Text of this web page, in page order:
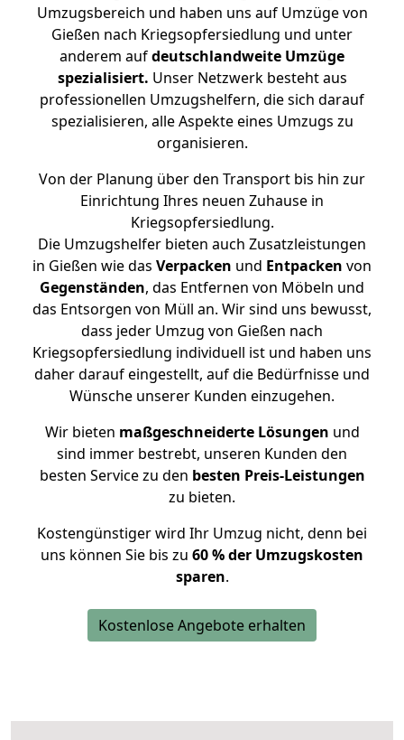
Umzugsbereich und haben uns auf Umzüge von
Gießen nach Kriegsopfersiedlung und unter
anderem aufdeutschlandweite Umzüge
spezialisiert. Unser Netzwerk besteht aus
professionellen Umzugshelfern, die sich darauf
spezialisieren, alle Aspekte eines Umzugs zu
organisieren.
Von der Planung über den Transport bis hin zur
Einrichtung Ihres neuen Zuhause in
Kriegsopfersiedlung.
Die Umzugshelfer bieten auch Zusatzleistungen
in Gießen wie das Verpacken und Entpacken von
Gegenständen, das Entfernen von Möbeln und
das Entsorgen von Müll an. Wir sind uns bewusst,
dass jeder Umzug von Gießen nach
Kriegsopfersiedlung individuell ist und haben uns
daher darauf eingestellt, auf die Bedürfnisse und
Wünsche unserer Kunden einzugehen.
Wir bieten maßgeschneiderte Lösungen und
sind immer bestrebt, unseren Kunden den
besten Service zu den besten Preis-Leistungen
zu bieten.
Kostengünstiger wird Ihr Umzug nicht, denn bei
uns können Sie bis zu 60 % der Umzugskosten
sparen.
Kostenlose Angebote erhalten